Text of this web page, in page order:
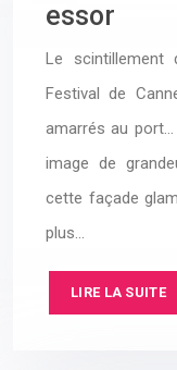
essor
Le
Festival de
amarrés au port…
image de
cette façade
plus…
LIRE LA SUITE